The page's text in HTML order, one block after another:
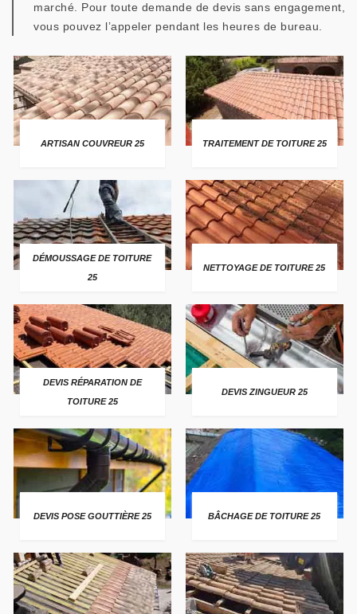
marché. Pour toute demande de devis sans engagement,
vous pouvez l’appeler pendant les heures de bureau.
ARTISAN COUVREUR 25 TRAITEMENT DE TOITURE 25
DÉMOUSSAGE DE TOITURE
25
NETTOYAGE DE TOITURE 25
DEVIS RÉPARATION DE
TOITURE 25
DEVIS ZINGUEUR 25
DEVIS POSE GOUTTIÈRE 25 BÂCHAGE DE TOITURE 25